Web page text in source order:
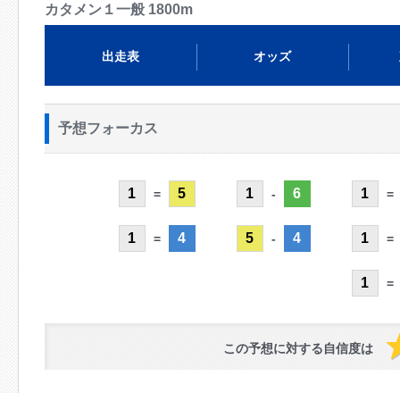
カタメン１一般 1800m
出走表 オッズ
予想フォーカス
1 = 5
1 = 4
1 - 6
5 - 4
1 =
1 =
1 =
この予想に対する自信度は